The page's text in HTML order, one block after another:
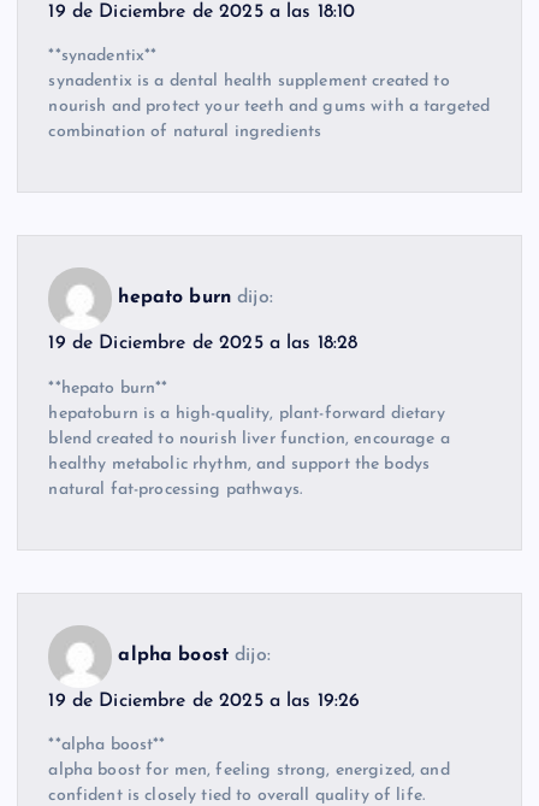
19 de Diciembre de 2025 a las 18:10
**synadentix**
synadentix is a dental health supplement created to
nourish and protect your teeth and gums with a targeted
combination of natural ingredients
hepato burn dijo:
19 de Diciembre de 2025 a las 18:28
**hepato burn**
hepatoburn is a high-quality, plant-forward dietary
blend created to nourish liver function, encourage a
healthy metabolic rhythm, and support the bodys
natural fat-processing pathways.
alpha boost dijo:
19 de Diciembre de 2025 a las 19:26
**alpha boost**
alpha boost for men, feeling strong, energized, and
confident is closely tied to overall quality of life.